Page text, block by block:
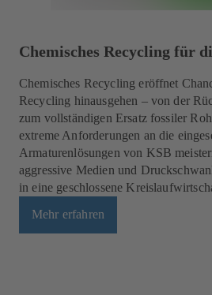
Chemisches Recycling für
Chemisches Recycling eröffnet
Recycling hinausgehen – von der
zum vollständigen Ersatz fossiler
extreme Anforderungen an die
Armaturenlösungen von KSB
aggressive Medien und
in eine geschlossene
Mehr erfahren